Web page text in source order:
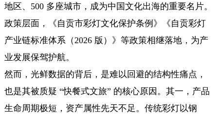
地区、500 多座城市，成为中国文化出海的重要名片。
政策层面，《自贡市彩灯文化保护条例》《自贡彩灯
产业链标准体系（2026 版）》等政策相继落地，为产
业发展保驾护航。
然而，光鲜数据的背后，是难以回避的结构性痛点，
也是其被质疑 “快餐式文旅” 的核心原因。其一，产品
生命周期极短，资产属性先天不足。传统彩灯以钢